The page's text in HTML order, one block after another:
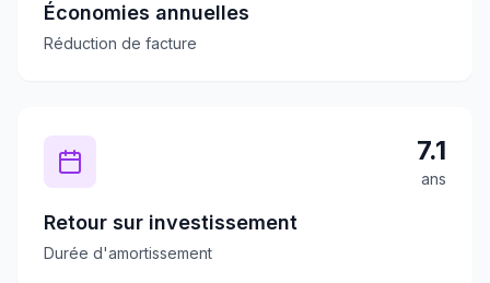
Économies annuelles
Réduction de facture
7.1
ans
Retour sur investissement
Durée d'amortissement